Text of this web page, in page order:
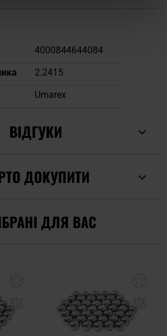
4000844644084
2.2415
Umarex
ВІДГУКИ
ДОКУПИТИ
ДЛЯ ВАС